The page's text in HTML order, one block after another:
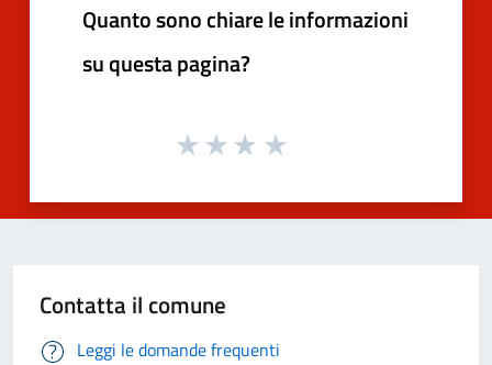
Quanto sono chiare le informazioni
su questa pagina?
Contatta il comune
Leggi le domande frequenti